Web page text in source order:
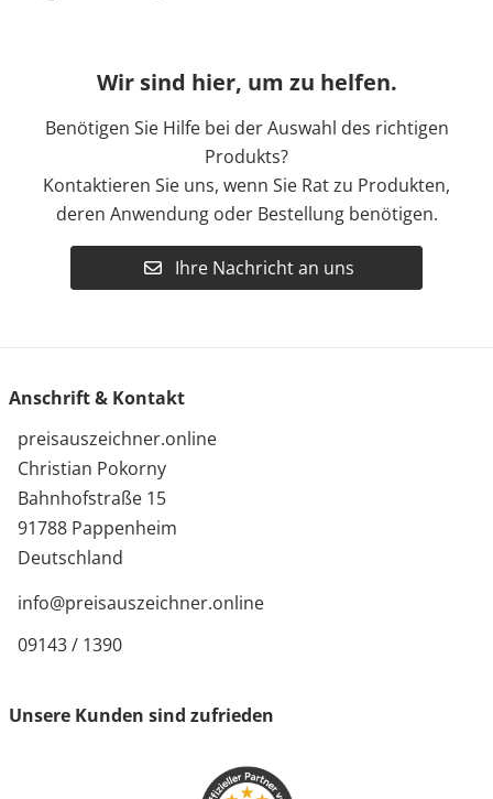
Wir sind hier, um zu helfen.
Benötigen Sie Hilfe bei der Auswahl des richtigen
Produkts?
Kontaktieren Sie uns, wenn Sie Rat zu Produkten,
deren Anwendung oder Bestellung benötigen.
Ihre Nachricht an uns
Anschrift & Kontakt
preisauszeichner.online
Christian Pokorny
Bahnhofstraße 15
91788 Pappenheim
Deutschland
info@preisauszeichner.online
09143 / 1390
Unsere Kunden sind zufrieden